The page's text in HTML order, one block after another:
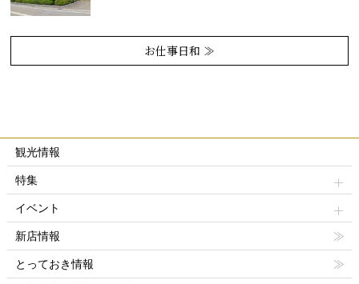
お仕事日和 ≫
観光情報
特集
イベント
新店情報
とっておき情報